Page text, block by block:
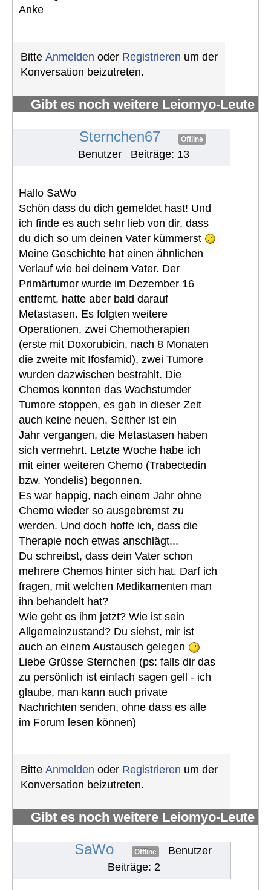
Anke
Bitte Anmelden oder Registrieren um der
Konversation beizutreten.
Gibt es noch weitere Leiomyo-Leute
Sternchen67 Offline
Benutzer Beiträge: 13
Hallo SaWo
Schön dass du dich gemeldet hast! Und
ich finde es auch sehr lieb von dir, dass
du dich so um deinen Vater kümmerst
Meine Geschichte hat einen ähnlichen
Verlauf wie bei deinem Vater. Der
Primärtumor wurde im Dezember 16
entfernt, hatte aber bald darauf
Metastasen. Es folgten weitere
Operationen, zwei Chemotherapien
(erste mit Doxorubicin, nach 8 Monaten
die zweite mit Ifosfamid), zwei Tumore
wurden dazwischen bestrahlt. Die
Chemos konnten das Wachstumder
Tumore stoppen, es gab in dieser Zeit
auch keine neuen. Seither ist ein
Jahr vergangen, die Metastasen haben
sich vermehrt. Letzte Woche habe ich
mit einer weiteren Chemo (Trabectedin
bzw. Yondelis) begonnen.
Es war happig, nach einem Jahr ohne
Chemo wieder so ausgebremst zu
werden. Und doch hoffe ich, dass die
Therapie noch etwas anschlägt...
Du schreibst, dass dein Vater schon
mehrere Chemos hinter sich hat. Darf ich
fragen, mit welchen Medikamenten man
ihn behandelt hat?
Wie geht es ihm jetzt? Wie ist sein
Allgemeinzustand? Du siehst, mir ist
auch an einem Austausch gelegen
Liebe Grüsse Sternchen (ps: falls dir das
zu persönlich ist einfach sagen gell - ich
glaube, man kann auch private
Nachrichten senden, ohne dass es alle
im Forum lesen können)
Bitte Anmelden oder Registrieren um der
Konversation beizutreten.
Gibt es noch weitere Leiomyo-Leute
SaWo Offline
Benutzer
Beiträge: 2